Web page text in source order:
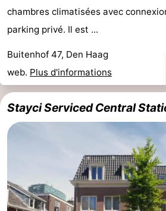
chambres climatisées avec
parking privé. Il est ...
Buitenhof 47, Den Haag
web. Plus d'informations
Stayci Serviced Central